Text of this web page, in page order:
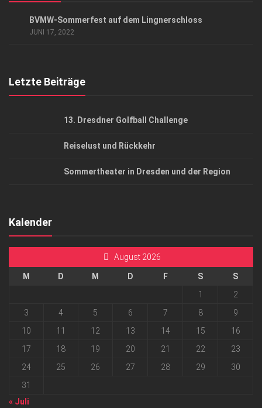
BVMW-Sommerfest auf dem Lingnerschloss
JUNI 17, 2022
Letzte Beiträge
13. Dresdner Golfball Challenge
Reiselust und Rückkehr
Sommertheater in Dresden und der Region
Kalender
August 2026
M D M D F S
S
1
2
3
4 5 6 7 8
9
10
11 12 13 14 15
16
17
18 19 20 21 22
23
24
25 26 27 28 29
30
31
« Juli